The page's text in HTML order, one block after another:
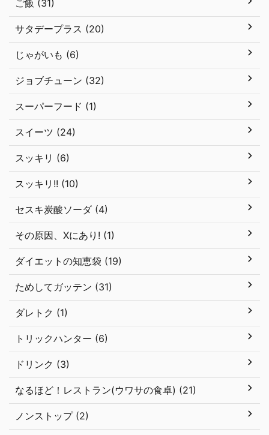
ご飯 (31)
サタデープラス (20)
じゃがいも (6)
ジョブチューン (32)
スーパーフード (1)
スイーツ (24)
スッキリ (6)
スッキリ!! (10)
セスキ炭酸ソーダ (4)
その原因、Xにあり! (1)
ダイエットの知恵袋 (19)
ためしてガッテン (31)
ダレトク (1)
トリックハンター (6)
ドリンク (3)
なるほど！レストラン(ウワサの食卓) (21)
ノンストップ (2)